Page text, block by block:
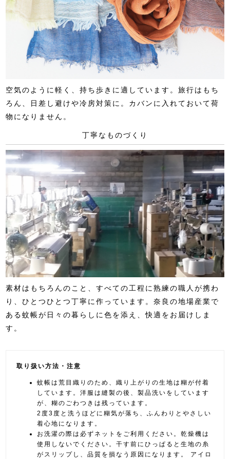
空気のように軽く、持ち歩きに適しています。旅行はもち
ろん、日差し避けや冷房対策に。カバンに入れておいて荷
物になりません。
丁寧なものづくり
素材はもちろんのこと、すべての工程に熟練の職人が携わ
り、ひとつひとつ丁寧に作っています。奈良の地場産業で
ある蚊帳が日々の暮らしに色を添え、快適をお届けしま
す。
取り扱い方法・注意
蚊帳は荒目織りのため、織り上がりの生地は糊が付着
しています。洋服は縫製の後、製品洗いをしています
が、糊のごわつきは残っています。
2度3度と洗うほどに糊気が落ち、ふんわりとやさしい
着心地になります。
お洗濯の際は必ずネットをご利用ください。乾燥機は
使用しないでください。干す前にひっぱると生地の糸
がスリップし、品質を損なう原因になります。 アイロ